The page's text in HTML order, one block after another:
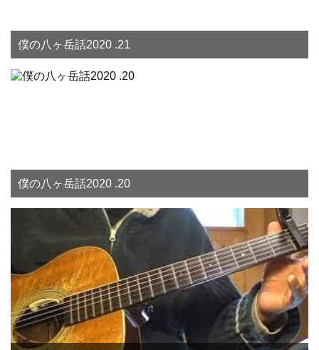
僕の八ヶ岳話2020 .21
僕の八ヶ岳話2020 .20